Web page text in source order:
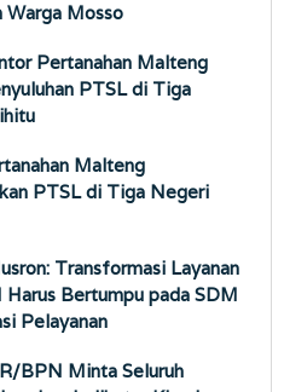
Warga Mosso
Pertanahan Malteng
PTSL di Tiga
Malteng
PTSL di Tiga Negeri
Transformasi Layanan
Bertumpu pada SDM
Pelayanan
BPN Minta Seluruh